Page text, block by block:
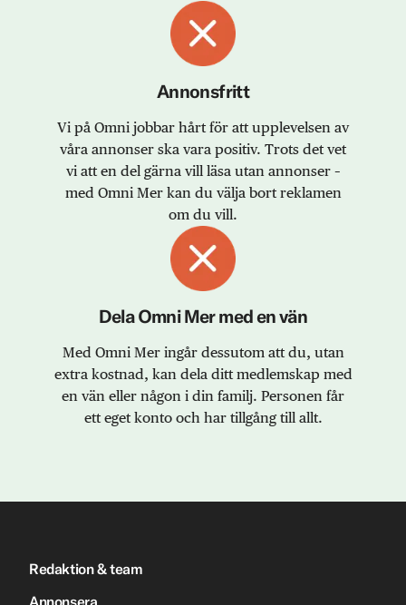
Annonsfritt
Vi på Omni jobbar hårt för att upplevelsen av
våra annonser ska vara positiv. Trots det vet
vi att en del gärna vill läsa utan annonser –
med Omni Mer kan du välja bort reklamen
om du vill.
Dela Omni Mer med en vän
Med Omni Mer ingår dessutom att du, utan
extra kostnad, kan dela ditt medlemskap med
en vän eller någon i din familj. Personen får
ett eget konto och har tillgång till allt.
Redaktion & team